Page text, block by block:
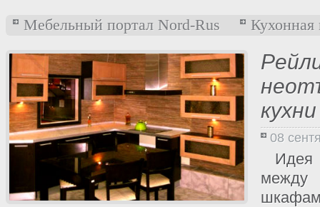
Мебельный портал Nord-Rus Кухонная
кухни
08
Идея